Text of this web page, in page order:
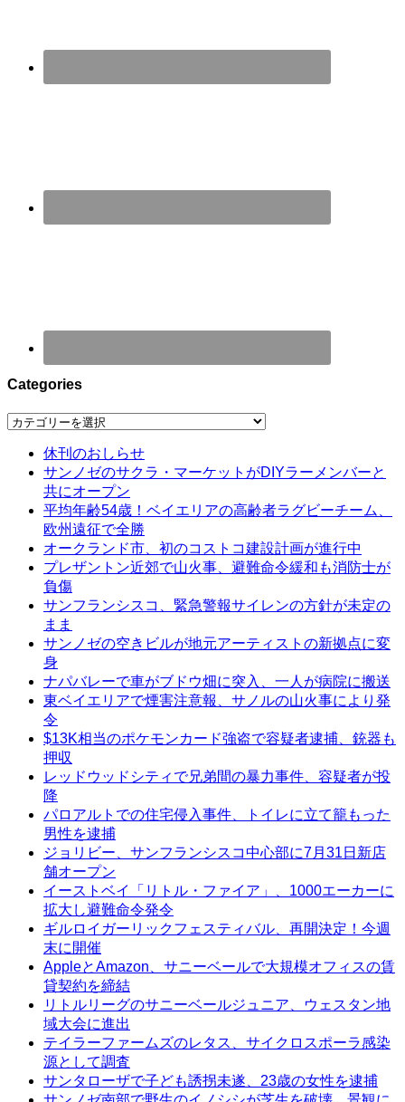
Categories
Categories
休刊のおしらせ
サンノゼのサクラ・マーケットがDIYラーメンバーと
共にオープン
平均年齢54歳！ベイエリアの高齢者ラグビーチーム、
欧州遠征で全勝
オークランド市、初のコストコ建設計画が進行中
プレザントン近郊で山火事、避難命令緩和も消防士が
負傷
サンフランシスコ、緊急警報サイレンの方針が未定の
まま
サンノゼの空きビルが地元アーティストの新拠点に変
身
ナパバレーで車がブドウ畑に突入、一人が病院に搬送
東ベイエリアで煙害注意報、サノルの山火事により発
令
$13K相当のポケモンカード強盗で容疑者逮捕、銃器も
押収
レッドウッドシティで兄弟間の暴力事件、容疑者が投
降
パロアルトでの住宅侵入事件、トイレに立て籠もった
男性を逮捕
ジョリビー、サンフランシスコ中心部に7月31日新店
舗オープン
イーストベイ「リトル・ファイア」、1000エーカーに
拡大し避難命令発令
ギルロイガーリックフェスティバル、再開決定！今週
末に開催
AppleとAmazon、サニーベールで大規模オフィスの賃
貸契約を締結
リトルリーグのサニーベールジュニア、ウェスタン地
域大会に進出
テイラーファームズのレタス、サイクロスポーラ感染
源として調査
サンタローザで子ども誘拐未遂、23歳の女性を逮捕